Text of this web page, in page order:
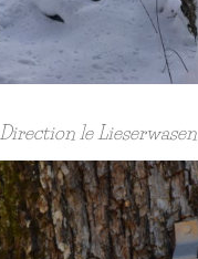
Direction le Lieserwasen